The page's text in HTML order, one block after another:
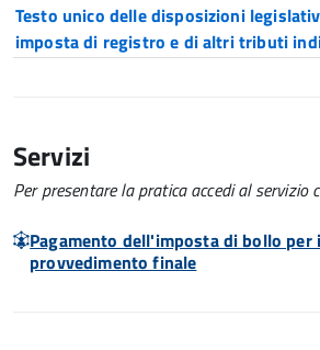
Testo unico delle disposizioni
imposta di registro e di altri tributi
Servizi
Per presentare la pratica accedi al servizio
Pagamento dell'imposta di bollo per
provvedimento finale